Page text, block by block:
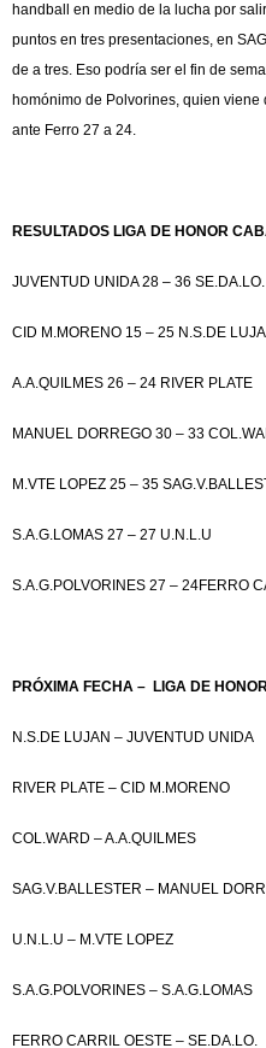
handball en medio de la lucha por
puntos en tres presentaciones, en
de a tres. Eso podría ser el fin de
homónimo de Polvorines, quien
ante Ferro 27 a 24.
RESULTADOS LIGA DE HONOR
JUVENTUD UNIDA 28 – 36 SE.DA.LO.
CID M.MORENO 15 – 25 N.S.DE
A.A.QUILMES 26 – 24 RIVER PLATE
MANUEL DORREGO 30 – 33
M.VTE LOPEZ 25 – 35
S.A.G.LOMAS 27 – 27 U.N.L.U
S.A.G.POLVORINES 27 – 24FERRO
PRÓXIMA FECHA – LIGA DE
N.S.DE LUJAN – JUVENTUD UNIDA
RIVER PLATE – CID M.MORENO
COL.WARD – A.A.QUILMES
SAG.V.BALLESTER – MANUEL
U.N.L.U – M.VTE LOPEZ
S.A.G.POLVORINES – S.A.G.LOMAS
FERRO CARRIL OESTE – SE.DA.LO.